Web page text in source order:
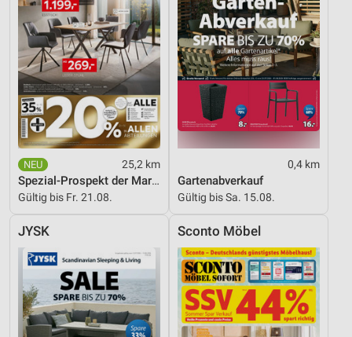
25,2 km
Spezial-Prospekt der Marken
Gültig bis Fr. 21.08.
0,4 km
Gartenabverkauf
Gültig bis Sa. 15.08.
JYSK Sconto Möbel